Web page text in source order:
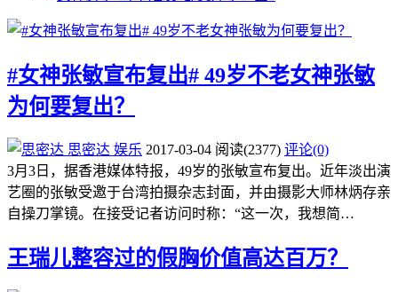
#女神张敏宣布复出# 49岁不老女神张敏
为何要复出？
思密达 娱乐 2017-03-04 阅读(2377) 评论(0)
3月3日，据香港媒体特报，49岁的张敏宣布复出。近年淡出演
艺圈的张敏受邀于台湾拍摄杂志封面，并由摄影大师林炳存亲
自操刀掌镜。在接受记者访问时称：“这一次，我想简…
王瑞儿整容过的假胸价值高达百万？